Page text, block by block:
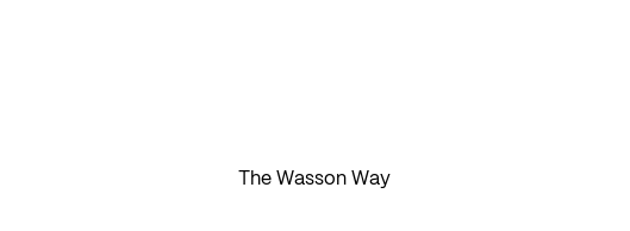
The Wasson Way